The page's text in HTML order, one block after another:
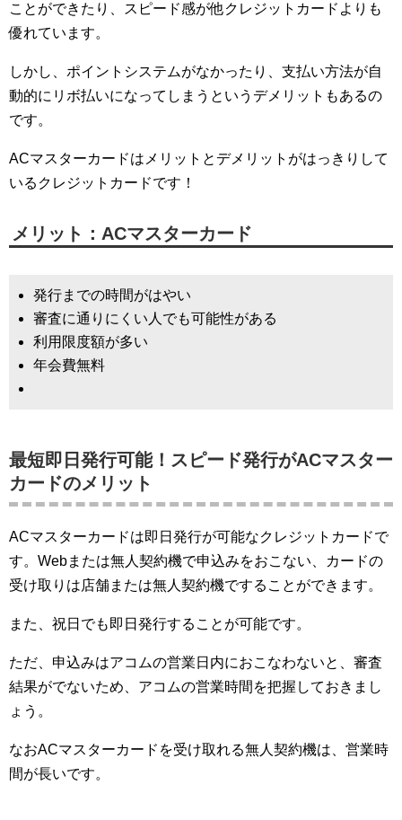
ことができたり、スピード感が他クレジットカードよりも
優れています。
しかし、ポイントシステムがなかったり、支払い方法が自
動的にリボ払いになってしまうというデメリットもあるの
です。
ACマスターカードはメリットとデメリットがはっきりして
いるクレジットカードです！
メリット：ACマスターカード
発行までの時間がはやい
審査に通りにくい人でも可能性がある
利用限度額が多い
年会費無料
最短即日発行可能！スピード発行がACマスター
カードのメリット
ACマスターカードは即日発行が可能なクレジットカードで
す。Webまたは無人契約機で申込みをおこない、カードの
受け取りは店舗または無人契約機ですることができます。
また、祝日でも即日発行することが可能です。
ただ、申込みはアコムの営業日内におこなわないと、審査
結果がでないため、アコムの営業時間を把握しておきまし
ょう。
なおACマスターカードを受け取れる無人契約機は、営業時
間が長いです。